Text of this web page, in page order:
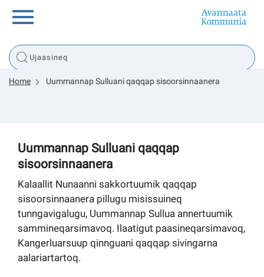
Innuttaasunut
Tassaarsuaq
sullissivik.gl
Pilersaarutinut isaavik
Home Uummannap Sulluani qaqqap sisoorsinnaanera
Uummannap Sulluani qaqqap
sisoorsinnaanera
Kalaallit Nunaanni sakkortuumik qaqqap
sisoorsinnaanera pillugu misissuineq
tunngavigalugu, Uummannap Sullua annertuumik
sammineqarsimavoq. Ilaatigut paasineqarsimavoq,
Kangerluarsuup qinnguani qaqqap sivingarna
aalariartartoq.